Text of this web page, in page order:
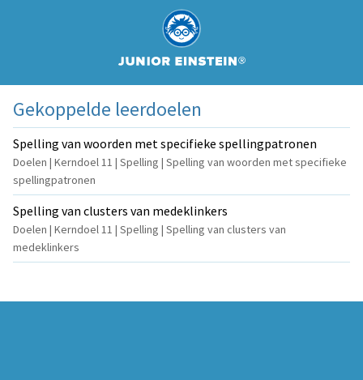
Gekoppelde leerdoelen
Spelling van woorden met specifieke spellingpatronen
Doelen | Kerndoel 11 | Spelling | Spelling van woorden met specifieke
spellingpatronen
Spelling van clusters van medeklinkers
Doelen | Kerndoel 11 | Spelling | Spelling van clusters van
medeklinkers